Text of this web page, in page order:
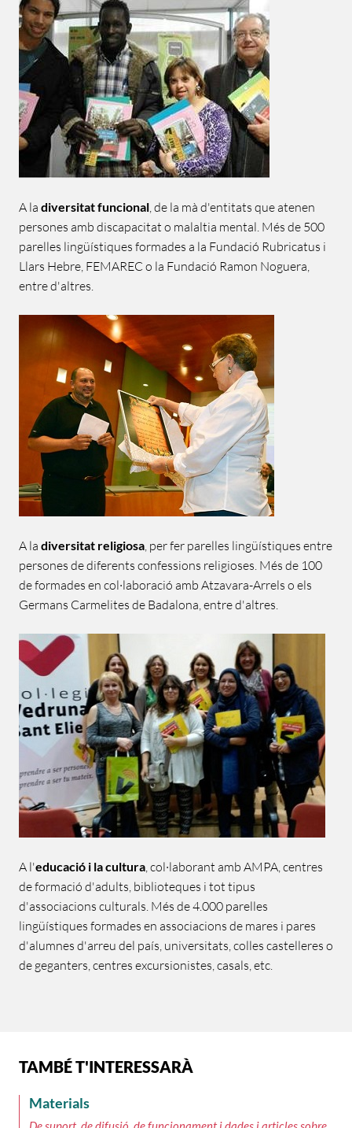
A la diversitat funcional, de la mà d'entitats que atenen
persones amb discapacitat o malaltia mental. Més de 500
parelles lingüístiques formades a la Fundació Rubricatus i
Llars Hebre, FEMAREC o la Fundació Ramon Noguera,
entre d'altres.
A la diversitat religiosa, per fer parelles lingüístiques entre
persones de diferents confessions religioses. Més de 100
de formades en col·laboració amb Atzavara-Arrels o els
Germans Carmelites de Badalona, entre d'altres.
A l'educació i la cultura, col·laborant amb AMPA, centres
de formació d'adults, biblioteques i tot tipus
d'associacions culturals. Més de 4.000 parelles
lingüístiques formades en associacions de mares i pares
d'alumnes d'arreu del país, universitats, colles castelleres o
de geganters, centres excursionistes, casals, etc.
TAMBÉ T'INTERESSARÀ
Materials